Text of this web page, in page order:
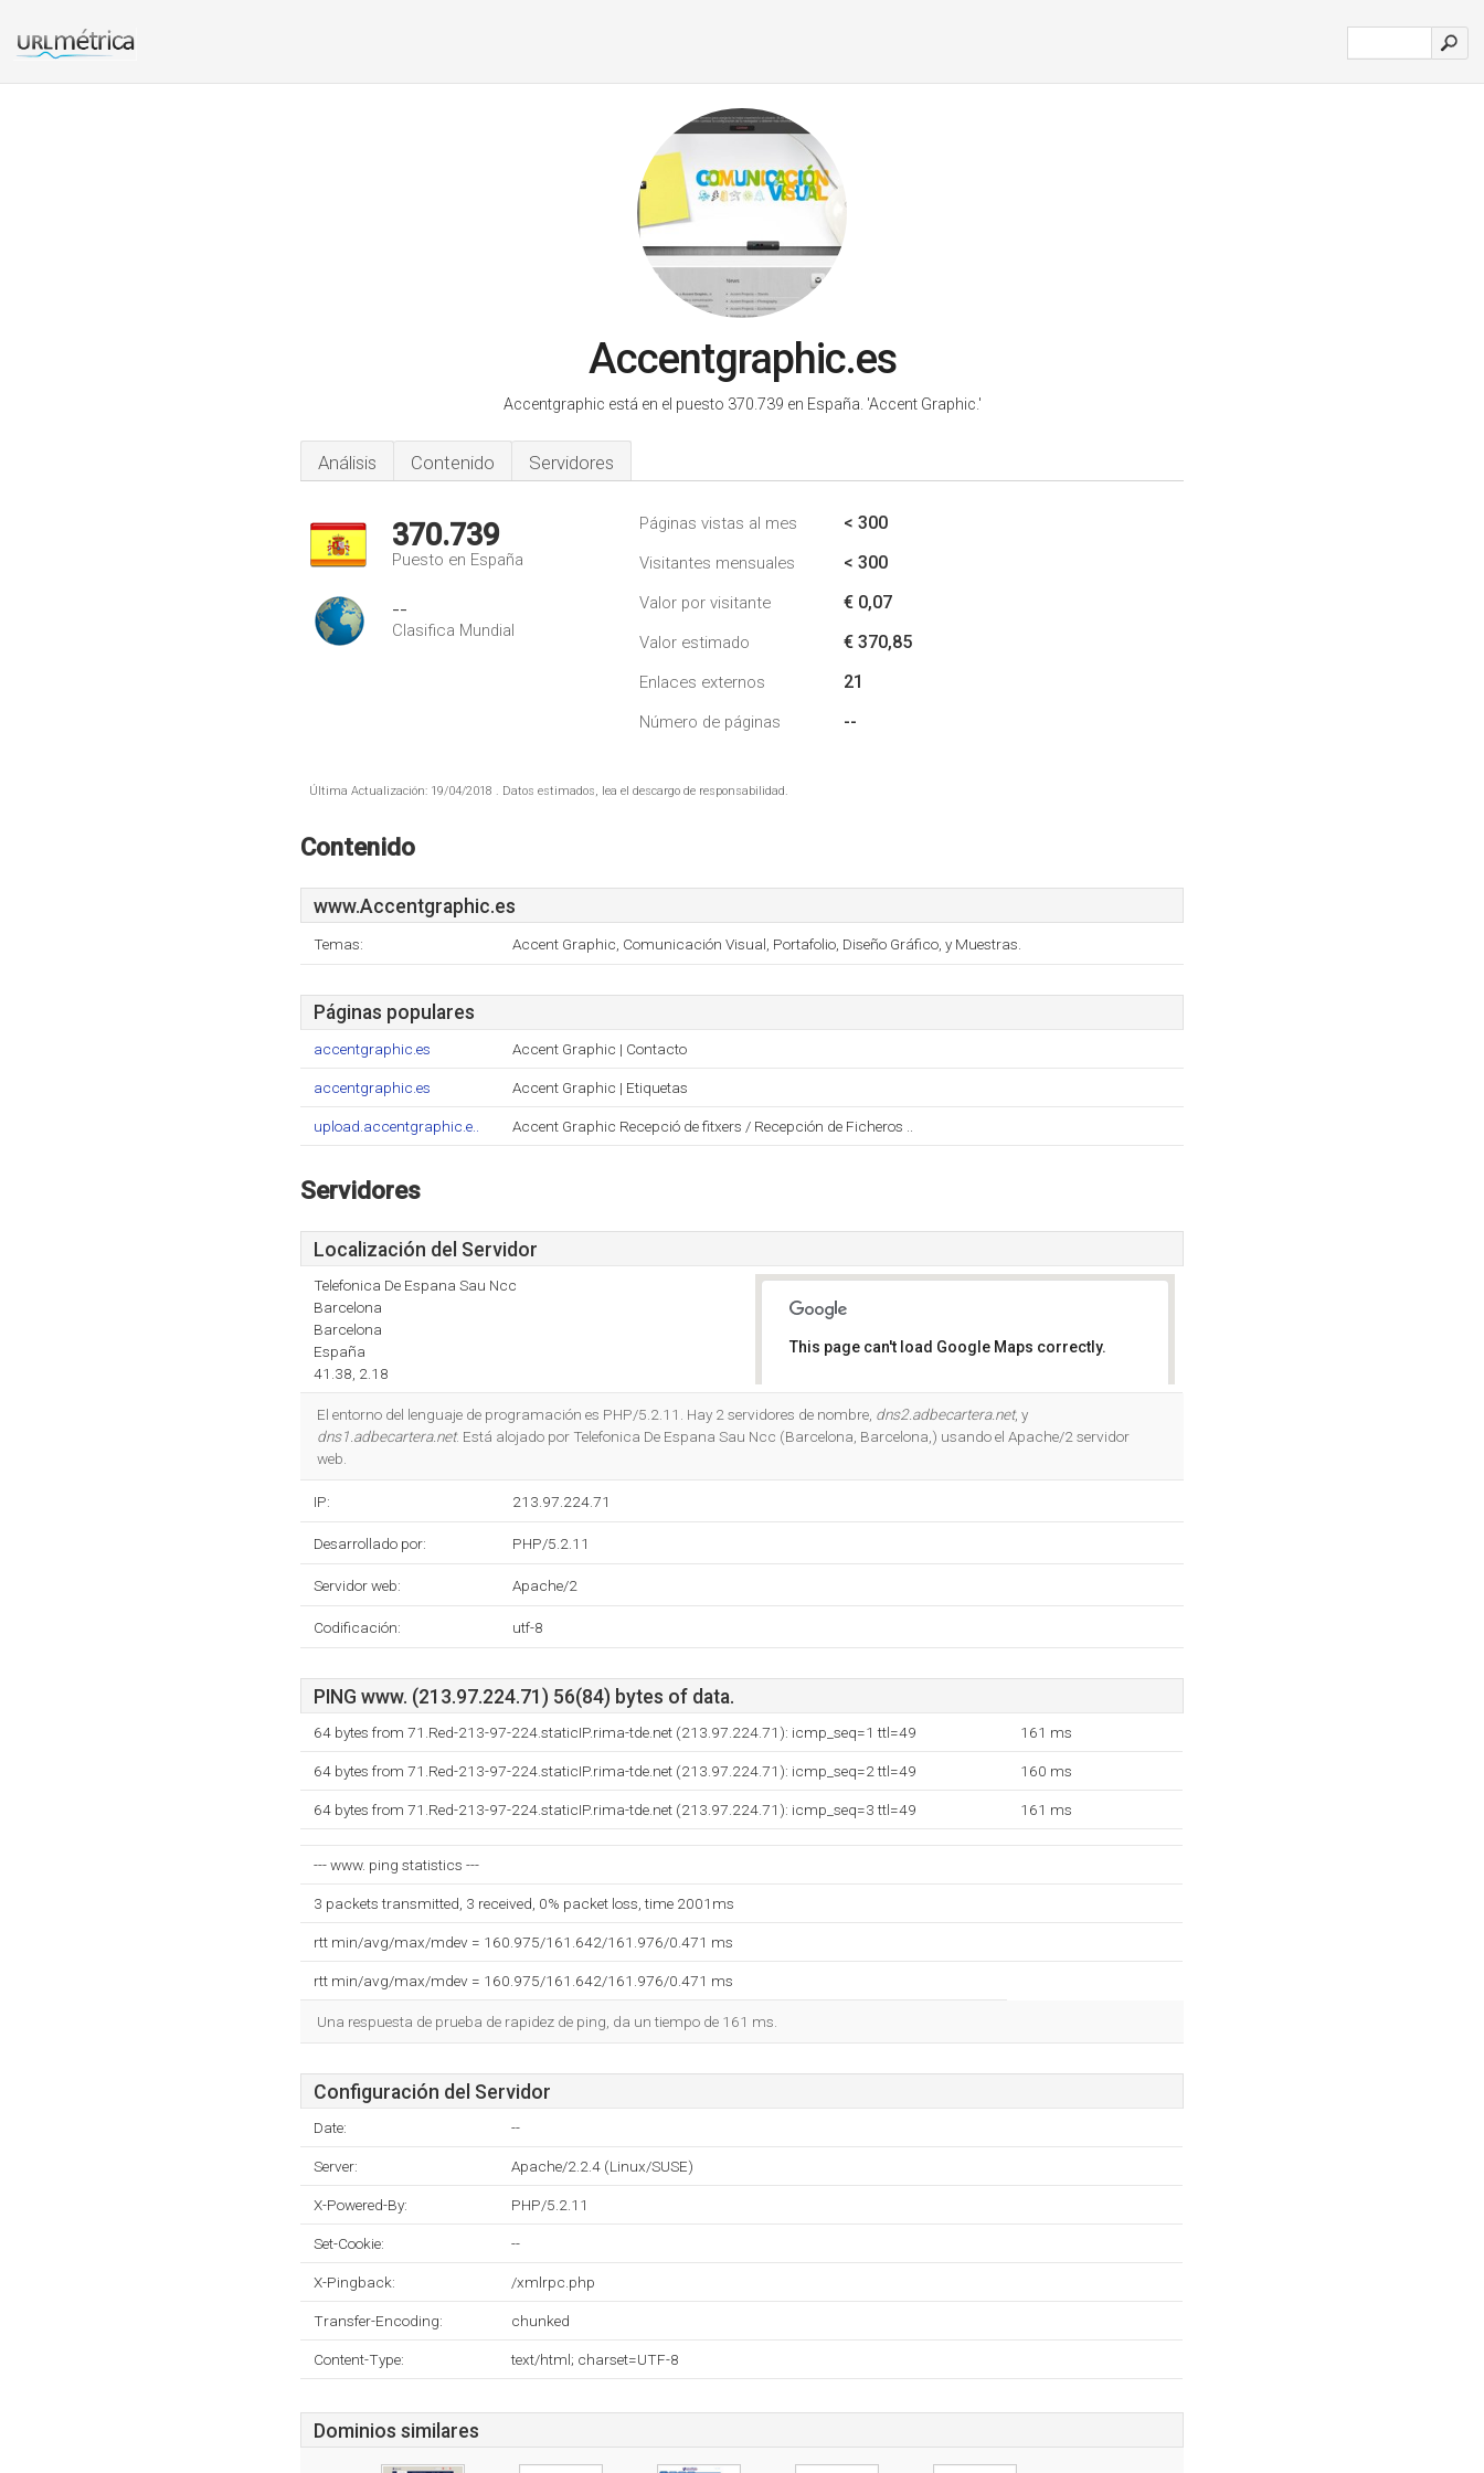
Accentgraphic.es
Accentgraphic está en el puesto 370.739 en España. 'Accent Graphic.'
Análisis Contenido Servidores
370.739
Puesto en España
--
Clasifica Mundial
Páginas vistas al mes < 300
Visitantes mensuales < 300
Valor por visitante € 0,07
Valor estimado € 370,85
Enlaces externos 21
Número de páginas --
Última Actualización: 19/04/2018 . Datos estimados, lea el descargo de responsabilidad.
Contenido
www.Accentgraphic.es
Temas: Accent Graphic, Comunicación Visual, Portafolio, Diseño Gráfico, y Muestras.
Páginas populares
accentgraphic.es Accent Graphic | Contacto
accentgraphic.es Accent Graphic | Etiquetas
upload.accentgraphic.e.. Accent Graphic Recepció de fitxers / Recepción de Ficheros ..
Servidores
Localización del Servidor
Telefonica De Espana Sau Ncc
Barcelona
Barcelona
España
41.38, 2.18
This page can't load Google Maps correctly.
El entorno del lenguaje de programación es PHP/5.2.11. Hay 2 servidores de nombre, dns2.adbecartera.net, y
dns1.adbecartera.net. Está alojado por Telefonica De Espana Sau Ncc (Barcelona, Barcelona,) usando el Apache/2 servidor
web.
IP: 213.97.224.71
Desarrollado por: PHP/5.2.11
Servidor web: Apache/2
Codificación: utf-8
PING www. (213.97.224.71) 56(84) bytes of data.
64 bytes from 71.Red-213-97-224.staticIP.rima-tde.net (213.97.224.71): icmp_seq=1 ttl=49 161 ms
64 bytes from 71.Red-213-97-224.staticIP.rima-tde.net (213.97.224.71): icmp_seq=2 ttl=49 160 ms
64 bytes from 71.Red-213-97-224.staticIP.rima-tde.net (213.97.224.71): icmp_seq=3 ttl=49 161 ms
--- www. ping statistics ---
3 packets transmitted, 3 received, 0% packet loss, time 2001ms
rtt min/avg/max/mdev = 160.975/161.642/161.976/0.471 ms
rtt min/avg/max/mdev = 160.975/161.642/161.976/0.471 ms
Una respuesta de prueba de rapidez de ping, da un tiempo de 161 ms.
Configuración del Servidor
Date: --
Server: Apache/2.2.4 (Linux/SUSE)
X-Powered-By: PHP/5.2.11
Set-Cookie: --
X-Pingback: /xmlrpc.php
Transfer-Encoding: chunked
Content-Type: text/html; charset=UTF-8
Dominios similares